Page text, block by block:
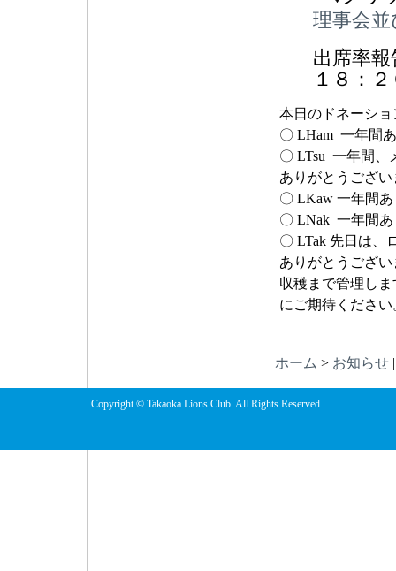
理事会
出席率
１８：
本日のドネーシ
〇 LHam 一年間
〇 LTsu 一年間、
ありがとうござ
〇 LKaw 一年間
〇 LNak 一年間
〇 LTak 先日は、
ありがとうござ
収穫まで管理し
にご期待くださ
ホーム > お知らせ
Copyright © Takaoka Lions Club. All Rights Reserved.